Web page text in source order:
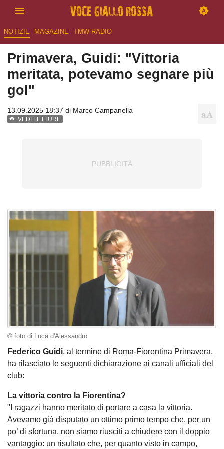
NOTIZIE MAGAZINE TMW RADIO
Primavera, Guidi: "Vittoria
meritata, potevamo segnare più
gol"
13.09.2025 18:37 di Marco Campanella
VEDI LETTURE
© foto di Luca d'Alessandro
Federico Guidi, al termine di Roma-Fiorentina Primavera,
ha rilasciato le seguenti dichiarazione ai canali ufficiali del
club:
La vittoria contro la Fiorentina?
"I ragazzi hanno meritato di portare a casa la vittoria.
Avevamo già disputato un ottimo primo tempo che, per un
po’ di sfortuna, non siamo riusciti a chiudere con il doppio
vantaggio: un risultato che, per quanto visto in campo,